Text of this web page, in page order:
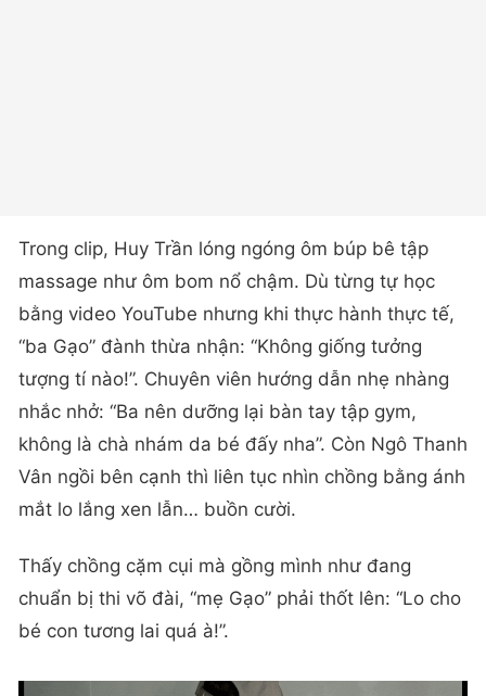
Trong clip, Huy Trần lóng ngóng ôm búp bê tập
massage như ôm bom nổ chậm. Dù từng tự học
bằng video YouTube nhưng khi thực hành thực tế,
“ba Gạo” đành thừa nhận: “Không giống tưởng
tượng tí nào!”. Chuyên viên hướng dẫn nhẹ nhàng
nhắc nhở: “Ba nên dưỡng lại bàn tay tập gym,
không là chà nhám da bé đấy nha”. Còn Ngô Thanh
Vân ngồi bên cạnh thì liên tục nhìn chồng bằng ánh
mắt lo lắng xen lẫn… buồn cười.
Thấy chồng cặm cụi mà gồng mình như đang
chuẩn bị thi võ đài, “mẹ Gạo” phải thốt lên: “Lo cho
bé con tương lai quá à!”.